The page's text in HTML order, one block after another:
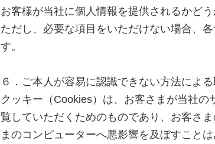
お客様が当社に個人情報を提供されるかど
ただし、必要な項目をいただけない場合、
す。
６．ご本人が容易に認識できない方法によ
クッキー（Cookies）は、お客さまが当社
覧していただくためのものであり、お客さ
まのコンピューターへ悪影響を及ぼすことは